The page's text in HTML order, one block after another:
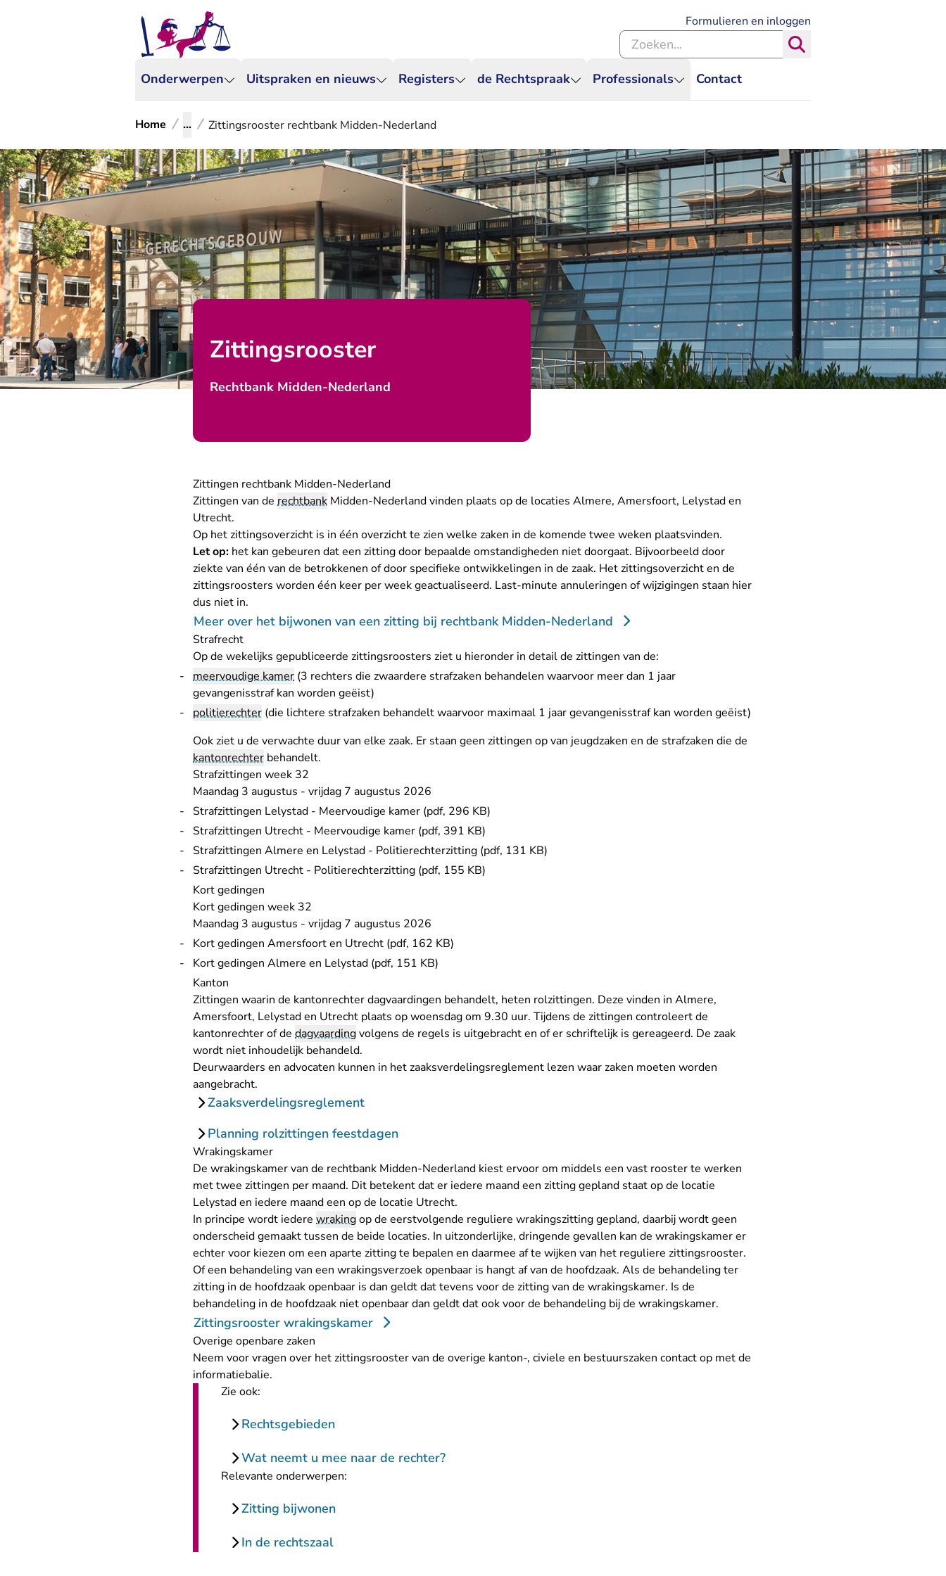
Onderwerpen Uitspraken en nieuws Registers de Rechtspraak Professionals Contact
Formulieren en inloggen
Zoeken binnen de Rechtspraak
Home ... Zittingsrooster rechtbank Midden-Nederland
Zittingsrooster
Rechtbank Midden-Nederland
Zittingen rechtbank Midden-Nederland
Zittingen van de rechtbank Midden-Nederland vinden plaats op de locaties Almere, Amersfoort, Lelystad en
Utrecht.
Op het zittingsoverzicht is in één overzicht te zien welke zaken in de komende twee weken plaatsvinden.
Let op: het kan gebeuren dat een zitting door bepaalde omstandigheden niet doorgaat. Bijvoorbeeld door
ziekte van één van de betrokkenen of door specifieke ontwikkelingen in de zaak. Het zittingsoverzicht en de
zittingsroosters worden één keer per week geactualiseerd. Last-minute annuleringen of wijzigingen staan hier
dus niet in.
Meer over het bijwonen van een zitting bij rechtbank Midden-Nederland
Strafrecht
Op de wekelijks gepubliceerde zittingsroosters ziet u hieronder in detail de zittingen van de:
meervoudige kamer (3 rechters die zwaardere strafzaken behandelen waarvoor meer dan 1 jaar
gevangenisstraf kan worden geëist)
politierechter (die lichtere strafzaken behandelt waarvoor maximaal 1 jaar gevangenisstraf kan worden geëist)
Ook ziet u de verwachte duur van elke zaak. Er staan geen zittingen op van jeugdzaken en de strafzaken die de
kantonrechter behandelt.
Strafzittingen week 32
Maandag 3 augustus - vrijdag 7 augustus 2026
Strafzittingen Lelystad - Meervoudige kamer (pdf, 296 KB)
Strafzittingen Utrecht - Meervoudige kamer (pdf, 391 KB)
Strafzittingen Almere en Lelystad - Politierechterzitting (pdf, 131 KB)
Strafzittingen Utrecht - Politierechterzitting (pdf, 155 KB)
Kort gedingen
Kort gedingen week 32
Maandag 3 augustus - vrijdag 7 augustus 2026
Kort gedingen Amersfoort en Utrecht (pdf, 162 KB)
Kort gedingen Almere en Lelystad (pdf, 151 KB)
Kanton
Zittingen waarin de kantonrechter dagvaardingen behandelt, heten rolzittingen. Deze vinden in Almere,
Amersfoort, Lelystad en Utrecht plaats op woensdag om 9.30 uur. Tijdens de zittingen controleert de
kantonrechter of de dagvaardingvolgens de regels is uitgebracht en of er schriftelijk is gereageerd. De zaak
wordt niet inhoudelijk behandeld.
Deurwaarders en advocaten kunnen in het zaaksverdelingsreglement lezen waar zaken moeten worden
aangebracht.
Zaaksverdelingsreglement
Planning rolzittingen feestdagen
Wrakingskamer
De wrakingskamer van de rechtbank Midden-Nederland kiest ervoor om middels een vast rooster te werken
met twee zittingen per maand. Dit betekent dat er iedere maand een zitting gepland staat op de locatie
Lelystad en iedere maand een op de locatie Utrecht.
In principe wordt iedere wrakingop de eerstvolgende reguliere wrakingszitting gepland, daarbij wordt geen
onderscheid gemaakt tussen de beide locaties. In uitzonderlijke, dringende gevallen kan de wrakingskamer er
echter voor kiezen om een aparte zitting te bepalen en daarmee af te wijken van het reguliere zittingsrooster.
Of een behandeling van een wrakingsverzoek openbaar is hangt af van de hoofdzaak. Als de behandeling ter
zitting in de hoofdzaak openbaar is dan geldt dat tevens voor de zitting van de wrakingskamer. Is de
behandeling in de hoofdzaak niet openbaar dan geldt dat ook voor de behandeling bij de wrakingskamer.
Zittingsrooster wrakingskamer
Overige openbare zaken
Neem voor vragen over het zittingsrooster van de overige kanton-, civiele en bestuurszaken contact op met de
informatiebalie.
Zie ook:
Rechtsgebieden
Wat neemt u mee naar de rechter?
Relevante onderwerpen:
Zitting bijwonen
In de rechtszaal